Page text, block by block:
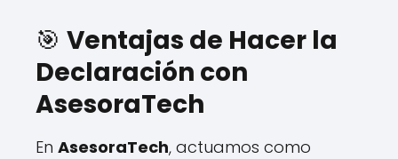
🎯 Ventajas de Hacer la
Declaración con
AsesoraTech
En AsesoraTech, actuamos como